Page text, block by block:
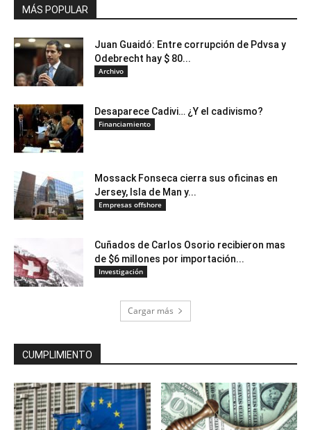
MÁS POPULAR
Juan Guaidó: Entre corrupción de Pdvsa y
Odebrecht hay $ 80...
Archivo
Desaparece Cadivi… ¿Y el cadivismo?
Financiamiento
Mossack Fonseca cierra sus oficinas en
Jersey, Isla de Man y...
Empresas offshore
Cuñados de Carlos Osorio recibieron mas
de $6 millones por importación...
Investigación
Cargar más
CUMPLIMIENTO